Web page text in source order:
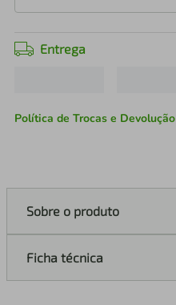
Entrega
Política de Trocas e Devolução
Sobre o produto
Ficha técnica